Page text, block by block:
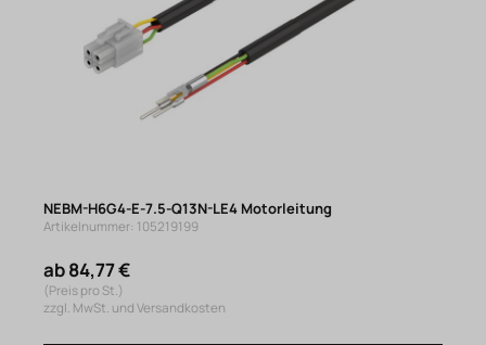
NEBM-H6G4-E-7.5-Q13N-LE4 Motorleitung
Artikelnummer: 105219199
ab 84,77 €
(Preis pro St.)
zzgl. MwSt. und Versandkosten